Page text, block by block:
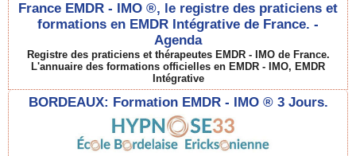
France EMDR - IMO ®, le registre des praticiens et
formations en EMDR Intégrative de France. -
Agenda
Registre des praticiens et thérapeutes EMDR - IMO de France.
L'annuaire des formations officielles en EMDR - IMO, EMDR
Intégrative
BORDEAUX: Formation EMDR - IMO ® 3 Jours.